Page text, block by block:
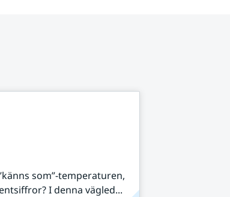
som”-temperaturen,
I denna vägled...